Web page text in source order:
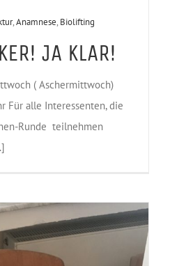
,Anamnese, Biolifting
JA KLAR!
( Aschermittwoch)
Für alle Interessenten, die
Runde teilnehmen